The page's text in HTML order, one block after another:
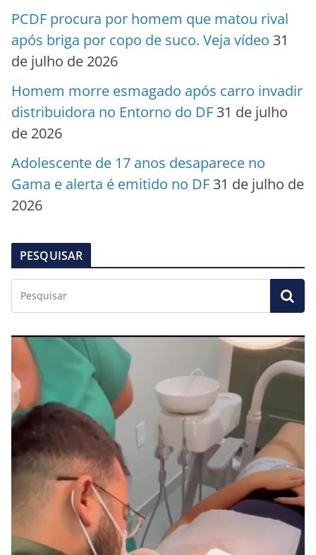
PCDF procura por homem que matou rival
após briga por copo de suco. Veja vídeo 31
de julho de 2026
Homem morre esmagado após carro invadir
distribuidora no Entorno do DF 31 de julho
de 2026
Adolescente de 17 anos desaparece no
Gama e alerta é emitido no DF 31 de julho de
2026
PESQUISAR